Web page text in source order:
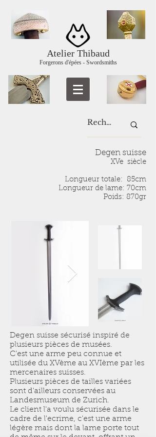
Atelier Thibaud
Forgerons d'épées - Swordsmiths
Degen suisse
XVe siècle
Longueur totale: 85cm
Longueur de lame: 70cm
Poids: 870gr
Degen suisse sécurisé inspiré de
plusieurs pièces de musées.
C'est une arme peu connue et
utilisée du XVème au XVIème par les
mercenaires suisses.
Plusieurs pièces de tailles variées
sont d'ailleurs conservées au
Landesmuseum de Zurich.
Le client l'a voulu sécurisée dans le
cadre de l'ecrime, c'est une arme
légère mais dont la lame porte tout